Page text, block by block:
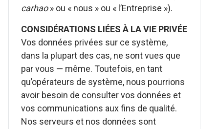
carhao» ou « nous » ou « l’Entreprise »).
CONSIDÉRATIONS LIÉES À LA VIE PRIVÉE
Vos données privées sur ce système,
dans la plupart des cas, ne sont vues que
par vous — même. Toutefois, en tant
qu’opérateurs de système, nous pourrions
avoir besoin de consulter vos données et
vos communications aux fins de qualité.
Nos serveurs et nos données sont